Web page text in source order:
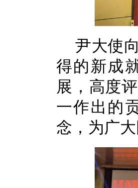
尹大使
得的新成
展，高度
一作出的
念，为广